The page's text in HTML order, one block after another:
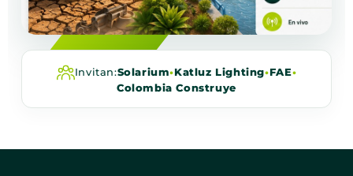
Invitan:Solarium•Katluz Lighting•FAE•
Colombia Construye